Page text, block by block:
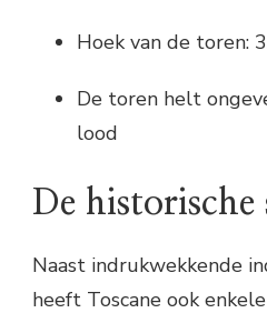
Hoek van de toren:
De toren helt
lood
De historische
Naast indrukwekkende
heeft Toscane ook